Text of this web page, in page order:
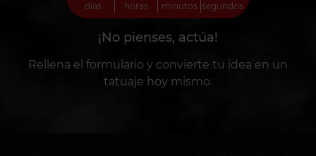
días horas minutos segundos
¡No pienses, actúa!
Rellena el formulario y convierte tu idea en un
tatuaje hoy mismo.